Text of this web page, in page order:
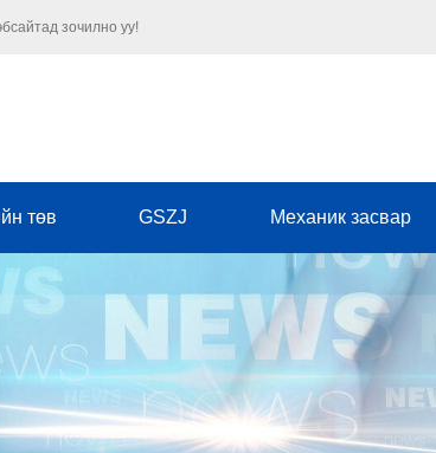
зочилно уу!
төв GSZJ Механик засвар